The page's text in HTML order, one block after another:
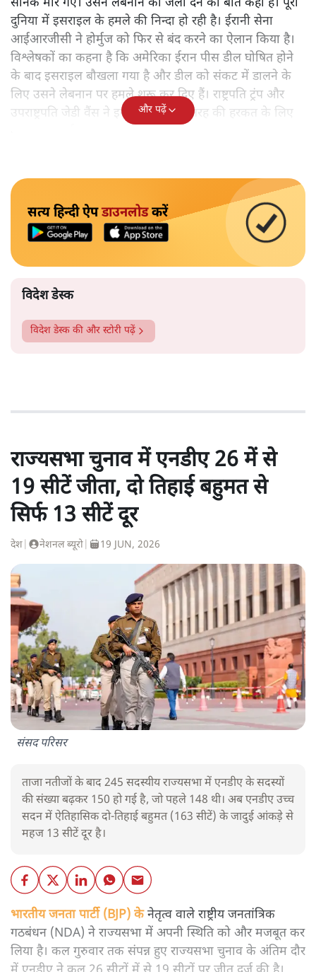
दुनिया में इसराइल के हमले की निन्दा हो रही है। ईरानी सेना
आईआरजीसी ने होर्मुज को फिर से बंद करने का ऐलान किया है।
विश्लेषकों का कहना है कि अमेरिका ईरान पीस डील घोषित होने
के बाद इसराइल बौखला गया है और डील को संकट में डालने के
लिए उसने लेबनान पर हमले शुरू कर दिए हैं। राष्ट्रपति ट्रंप और
उपराष्ट्रपति जेडी वैंस ने इसराइल को इस तरह की हरकत के लिए
और पढ़ें
सत्य हिन्दी ऐपडाउनलोडकरें
विदेश डेस्क
विदेश डेस्क की और स्टोरी पढ़ें
राज्यसभा चुनाव में एनडीए 26 में से
19 सीटें जीता, दो तिहाई बहुमत से
सिर्फ 13 सीटें दूर
देश नेशनल ब्यूरो 19 JUN, 2026
संसद परिसर
ताजा नतीजों के बाद 245 सदस्यीय राज्यसभा में एनडीए के सदस्यों
की संख्या बढ़कर 150 हो गई है, जो पहले 148 थी। अब एनडीए उच्च
सदन में ऐतिहासिक दो-तिहाई बहुमत (163 सीटें) के जादुई आंकड़े से
महज 13 सीटें दूर है।
भारतीय जनता पार्टी (BJP) केनेतृत्व वाले राष्ट्रीय जनतांत्रिक
गठबंधन (NDA) ने राज्यसभा में अपनी स्थिति को और मजबूत कर
लिया है। कल गुरुवार तक संपन्न हुए राज्यसभा चुनाव के अंतिम दौर